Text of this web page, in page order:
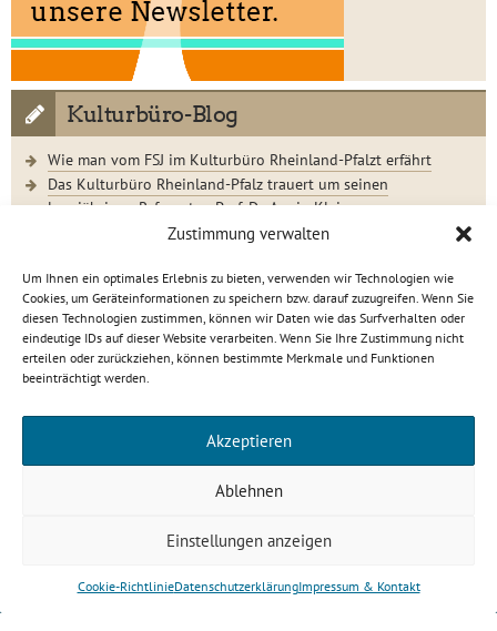
Zustimmung verwalten
Um Ihnen ein optimales Erlebnis zu bieten, verwenden wir Technologien wie
Cookies, um Geräteinformationen zu speichern bzw. darauf zuzugreifen. Wenn Sie
diesen Technologien zustimmen, können wir Daten wie das Surfverhalten oder
eindeutige IDs auf dieser Website verarbeiten. Wenn Sie Ihre Zustimmung nicht
erteilen oder zurückziehen, können bestimmte Merkmale und Funktionen
beeinträchtigt werden.
Akzeptieren
Ablehnen
Einstellungen anzeigen
Cookie-RichtlinieDatenschutzerklärungImpressum & Kontakt
Kulturbüro-Blog
Wie man vom FSJ im Kulturbüro Rheinland-Pfalzt erfährt
Das Kulturbüro Rheinland-Pfalz trauert um seinen
langjährigen Referenten Prof. Dr. Armin Klein
Der Jugendkunstschultag 2023 im Rückblick
Kulturbüro Rheinland-Pfalz · C.-S.-Schmidt-Str. 9 · 56112
Lahnstein
Datenschutzerklärung
gefördert von